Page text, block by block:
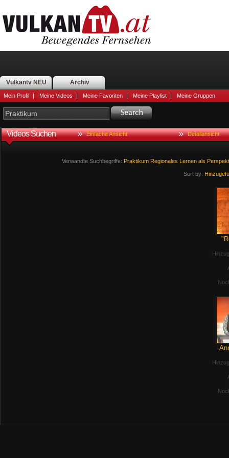
Vulkantv NEU Archiv
Mein Profil | Meine Videos | Meine Favoriten | Meine Playlist | Meine Gruppen
Videos Suchen Einfache Ansicht Detailansicht
Verwandte Suchbegriffe: Praktikum Regionales Lernen als
Sort by: